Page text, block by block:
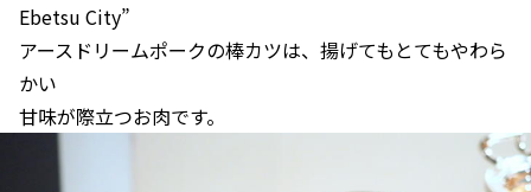
Ebetsu City”
アースドリームポークの棒カツは、揚げてもとてもやわら
かい
甘味が際立つお肉です。